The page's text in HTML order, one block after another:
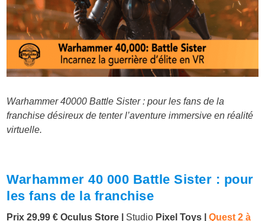
Warhammer 40000 Battle Sister : pour les fans de la
franchise désireux de tenter l’aventure immersive en réalité
virtuelle.
Warhammer 40 000 Battle Sister : pour
les fans de la franchise
Prix 29,99 € Oculus Store | Studio Pixel Toys |Quest 2 à